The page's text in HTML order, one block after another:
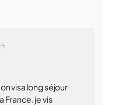
visa long séjour
France. je vis